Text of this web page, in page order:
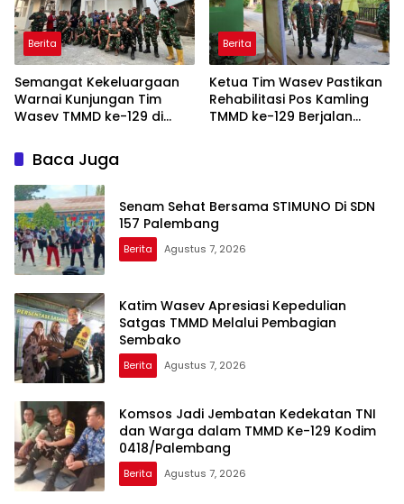
Berita
Semangat Kekeluargaan
Warnai Kunjungan Tim
Wasev TMMD ke-129 di
Berita
Ketua Tim Wasev Pastikan
Rehabilitasi Pos Kamling
TMMD ke-129 Berjalan
Baca Juga
Senam Sehat Bersama STIMUNO Di SDN
157 Palembang
Berita Agustus 7, 2026
Katim Wasev Apresiasi Kepedulian
Satgas TMMD Melalui Pembagian
Sembako
Berita Agustus 7, 2026
Komsos Jadi Jembatan Kedekatan TNI
dan Warga dalam TMMD Ke-129 Kodim
0418/Palembang
Berita Agustus 7, 2026